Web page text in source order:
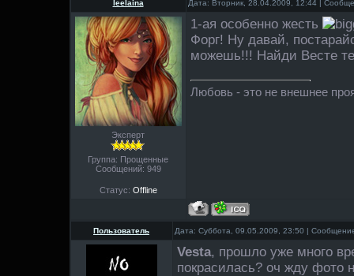
leelaina Дата: Вторник, 28.04.2009, 12:44 |
Эксперт
Группа: Прощенные
Сообщений: 949
Статус: Offline
1-ая особенно жесть
Форг! Ну давай,
можешь!!! Найди Весте
Любовь - это не внешнее
Пользователь Дата: Суббота, 09.05.2009, 23:50 |
Vesta, прошло уже много
покрасилась? оч жду фото